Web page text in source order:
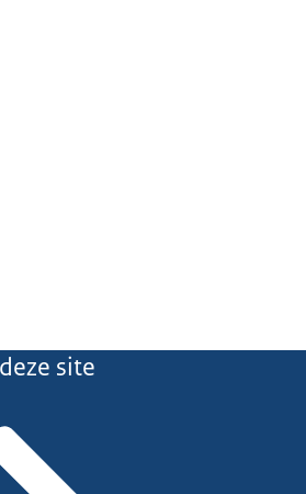
site